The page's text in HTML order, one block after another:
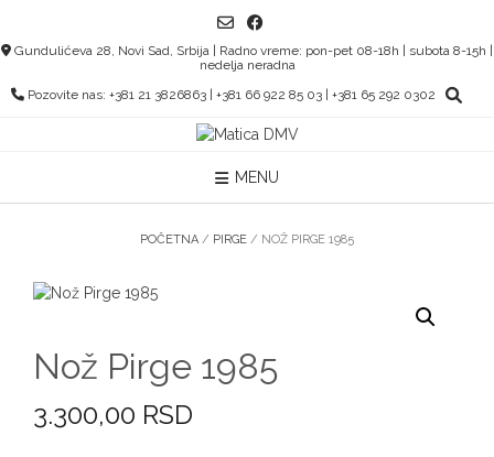
content
Gundulićeva 28, Novi Sad, Srbija | Radno vreme: pon-pet 08-18h | subota 8-15h |
nedelja neradna
Pozovite nas: +381 21 3826863 | +381 66 922 85 03 | +381 65 292 0302
MENU
POČETNA / PIRGE / NOŽ PIRGE 1985
Nož Pirge 1985
3.300,00 RSD